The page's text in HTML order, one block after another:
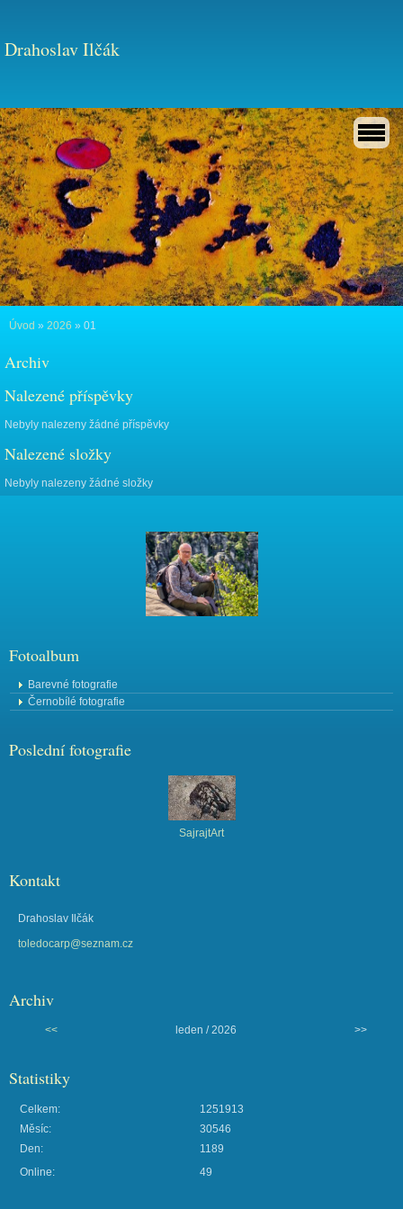
Drahoslav Ilčák
Úvod » 2026 » 01
Archiv
Nalezené příspěvky
Nebyly nalezeny žádné příspěvky
Nalezené složky
Nebyly nalezeny žádné složky
Fotoalbum
Barevné fotografie
Černobílé fotografie
Poslední fotografie
SajrajtArt
Kontakt
Drahoslav Ilčák
toledocarp@seznam.cz
Archiv
<< leden / 2026 >>
Statistiky
Online: 49
Celkem:
1251913
Měsíc:
30546
Den:
1189